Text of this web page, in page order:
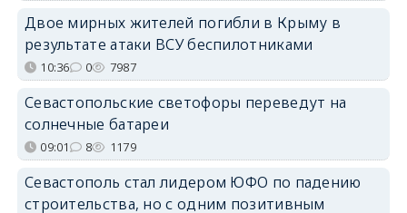
Двое мирных жителей погибли в Крыму в
результате атаки ВСУ беспилотниками
10:36 0 7987
Севастопольские светофоры переведут на
солнечные батареи
09:01 8 1179
Севастополь стал лидером ЮФО по падению
строительства, но с одним позитивным